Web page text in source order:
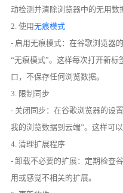
动检测并清除浏览器中的无用数
2. 使用无痕模式
- 启用无痕模式：在谷歌浏览器
“无痕模式”。这样每次打开新
口，不保存任何浏览数据。
3. 限制同步
- 关闭同步：在谷歌浏览器的设
我的浏览数据到云端”。这样可
4. 清理扩展程序
- 卸载不必要的扩展：定期检查
用或感觉不相关的扩展。